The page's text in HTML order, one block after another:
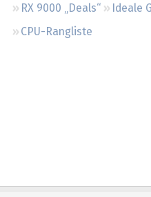
RX 9000 „Deals“
Ideale
CPU-Rangliste